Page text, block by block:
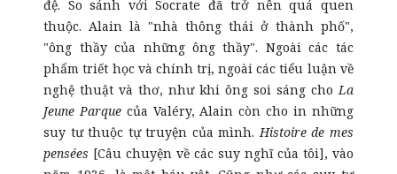
đệ. So sánh với Socrate đã trở nên quá quen
thuộc. Alain là "nhà thông thái ở thành phố",
"ông thầy của những ông thầy". Ngoài các tác
phẩm triết học và chính trị, ngoài các tiểu luận về
nghệ thuật và thơ, như khi ông soi sáng choLa
Jeune Parque của Valéry, Alain còn cho in những
suy tư thuộc tự truyện của mình.Histoire de mes
pensées [Câu chuyện về các suy nghĩ của tôi], vào